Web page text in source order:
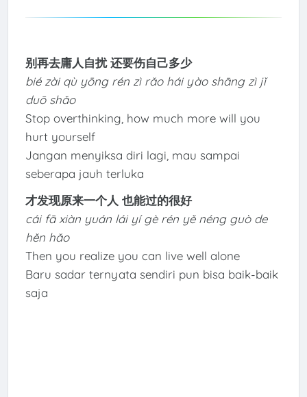
别再去庸人自扰 还要伤自己多少
bié zài qù yōng rén zì rǎo hái yào shāng zì jǐ
duō shǎo
Stop overthinking, how much more will you
hurt yourself
Jangan menyiksa diri lagi, mau sampai
seberapa jauh terluka
才发现原来一个人 也能过的很好
cái fā xiàn yuán lái yí gè rén yě néng guò de
hěn hǎo
Then you realize you can live well alone
Baru sadar ternyata sendiri pun bisa baik-baik
saja